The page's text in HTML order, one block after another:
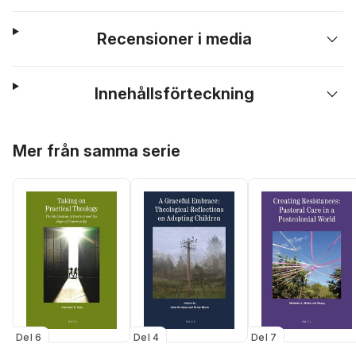
Recensioner i media
Innehållsförteckning
Mer från samma serie
Del 6 Del 4 Del 7